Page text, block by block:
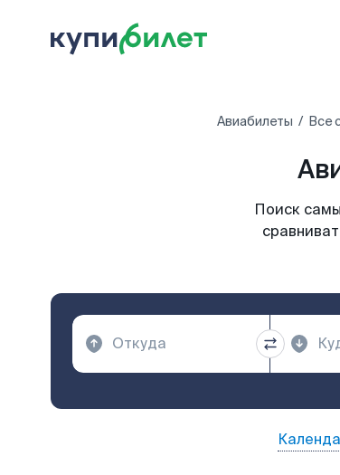
Авиабилеты Все
Поиск